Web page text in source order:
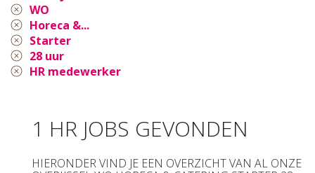
WO
Horeca &...
Starter
28 uur
HR medewerker
1 HR JOBS GEVONDEN
HIERONDER VIND JE EEN OVERZICHT VAN AL ONZE